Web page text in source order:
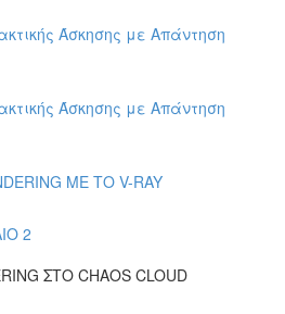
Άσκησης με Απάντηση
Άσκησης με Απάντηση
ΜΕ ΤΟ V-RAY
2
ΣΤΟ CHAOS CLOUD